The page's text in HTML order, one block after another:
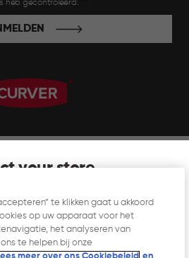
your store
you like to shop?
heb gecontroleerd.
te klikken gaat u akkoord
op uw apparaat voor het
het analyseren van
te helpen bij onze